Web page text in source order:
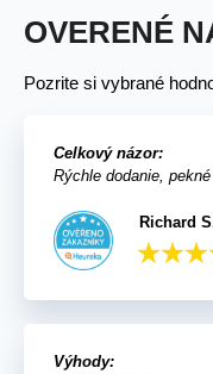
OVERENÉ
Pozrite si vybrané
Celkový názor:
Rýchle dodanie, pekné
Richard
Výhody: